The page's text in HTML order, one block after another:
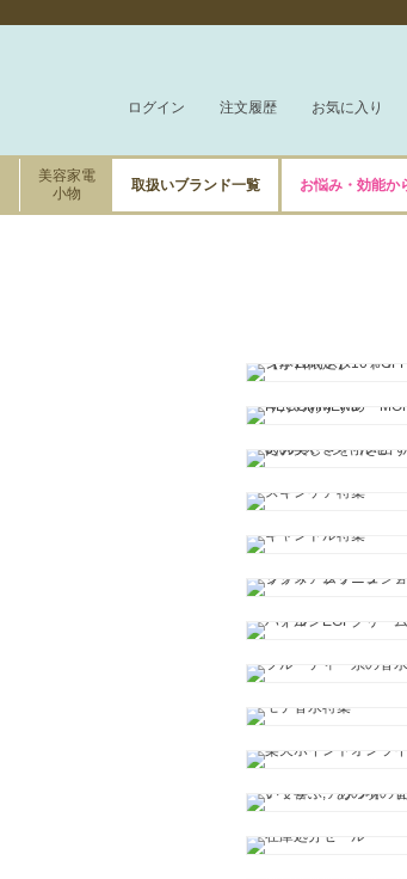
ログイン 注文履歴 お気に入り
美容家電
小物
取扱いブランド一覧 お悩み・効能か